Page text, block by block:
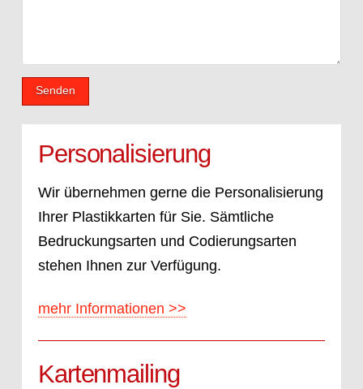
Personalisierung
Wir übernehmen gerne die Personalisierung
Ihrer Plastikkarten für Sie. Sämtliche
Bedruckungsarten und Codierungsarten
stehen Ihnen zur Verfügung.
mehr Informationen >>
Kartenmailing